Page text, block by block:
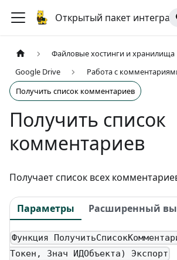
Открытый пакет
Файловые хостинги и хранилища
Google Drive
Работа с
Получить список комментариев
Получить список
комментариев
Получает список всех
Параметры Расширенный
Функция
Токен, Знач ИДОбъекта) Экспорт